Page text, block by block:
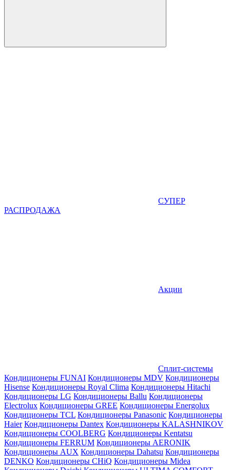
СУПЕР
РАСПРОДАЖА
Акции
Сплит-системы
Кондиционеры FUNAI Кондиционеры MDV Кондиционеры
Hisense Кондиционеры Royal Clima Кондиционеры Hitachi
Кондиционеры LG Кондиционеры Ballu Кондиционеры
Electrolux Кондиционеры GREE Кондиционеры Energolux
Кондиционеры TCL Кондиционеры Panasonic Кондиционеры
Haier Кондиционеры Dantex Кондиционеры KALASHNIKOV
Кондиционеры СOOLBERG Кондиционеры Kentatsu
Кондиционеры FERRUM Кондиционеры AERONIK
Кондиционеры AUX Кондиционеры Dahatsu Кондиционеры
DENKO Кондиционеры CHiQ Кондиционеры Midea